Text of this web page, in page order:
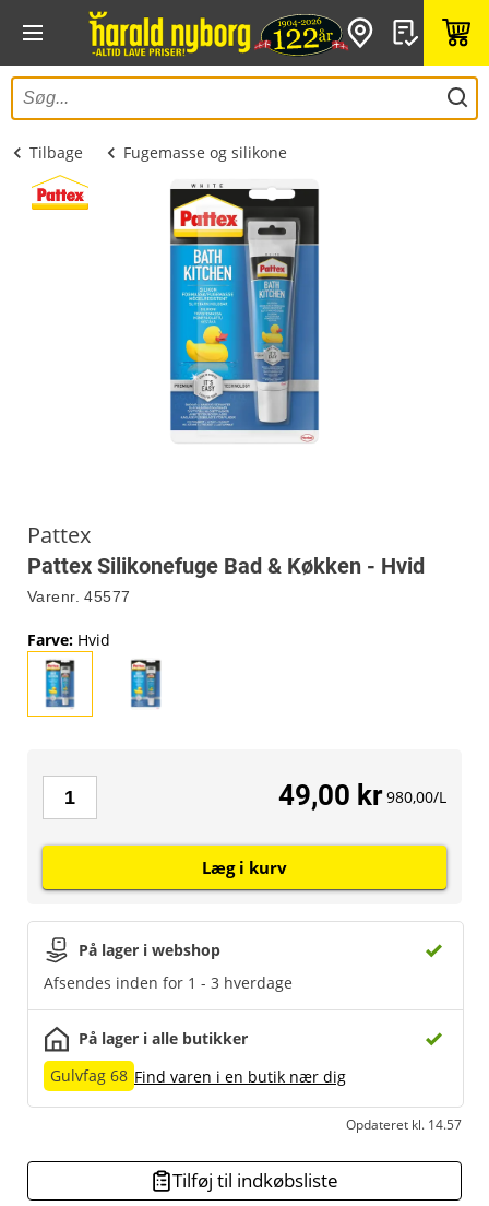
Tilbage Fugemasse og silikone
Pattex
Pattex Silikonefuge Bad & Køkken - Hvid
Varenr. 45577
Farve: Hvid
På lager i webshop
Afsendes inden for 1 - 3 hverdage
På lager i alle butikker
Gulvfag 68 Find varen i en butik nær dig
Opdateret kl. 14.57
49,00 kr 980,00/L
Læg i kurv
Tilføj til indkøbsliste